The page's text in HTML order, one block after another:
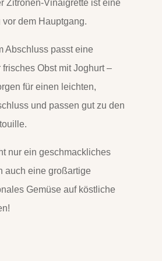
Zitronen-Vinaigrette ist eine
dem Hauptgang.
Abschluss passt eine
Obst mit Joghurt –
für einen leichten,
und passen gut zu den
nur ein geschmackliches
auch eine großartige
Gemüse auf köstliche